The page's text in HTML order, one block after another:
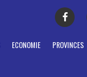
ECONOMIE PROVINCES